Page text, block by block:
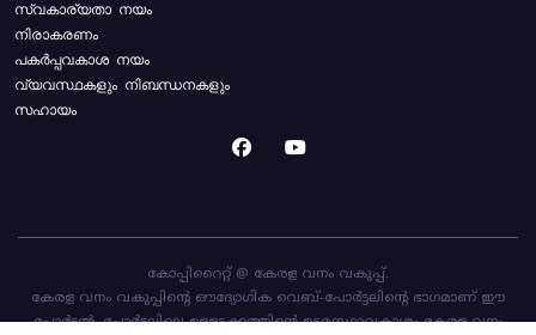
സ്വകാര്യതാ നയം
നിരാകരണം
പകർപ്പവകാശ നയം
വ്യവസ്ഥകളും നിബന്ധനകളും
സഹായം
കോപ്പിറൈറ്റ് @ കേരള വനം വകുപ്പ്.
കേരള വനം വകുപ്പിന്റെ ഔദ്യോഗിക വെബ്-പോർട്ടലിന്റെ ഭാഗമാണ് ഈ
പോർട്ടൽ. പോർട്ടലിലെ ഉള്ളടക്കത്തിന്റെ ഉടമസ്ഥാവകാശം കേരള വനം